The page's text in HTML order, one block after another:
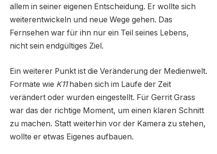
allem in seiner eigenen Entscheidung. Er wollte sich
weiterentwickeln und neue Wege gehen. Das
Fernsehen war für ihn nur ein Teil seines Lebens,
nicht sein endgültiges Ziel.
Ein weiterer Punkt ist die Veränderung der Medienwelt.
Formate wie K11haben sich im Laufe der Zeit
verändert oder wurden eingestellt. Für Gerrit Grass
war das der richtige Moment, um einen klaren Schnitt
zu machen. Statt weiterhin vor der Kamera zu stehen,
wollte er etwas Eigenes aufbauen.